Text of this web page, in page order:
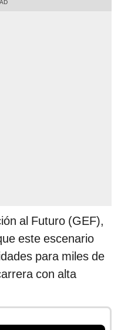
al Futuro (GEF),
este escenario
para miles de
con alta